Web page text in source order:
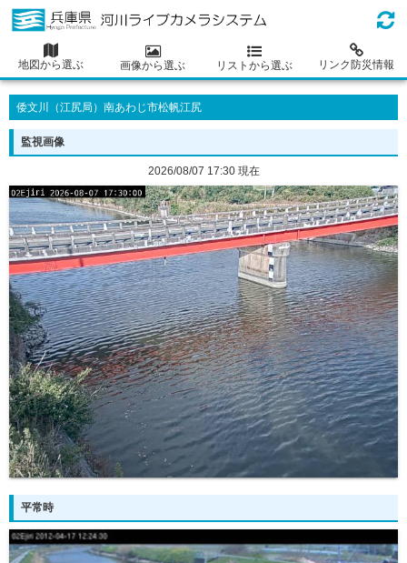
地図から選ぶ 画像から選ぶ リストから選ぶ リンク防災情報
倭文川（江尻局）南あわじ市松帆江尻
監視画像
2026/08/07 17:30 現在
平常時